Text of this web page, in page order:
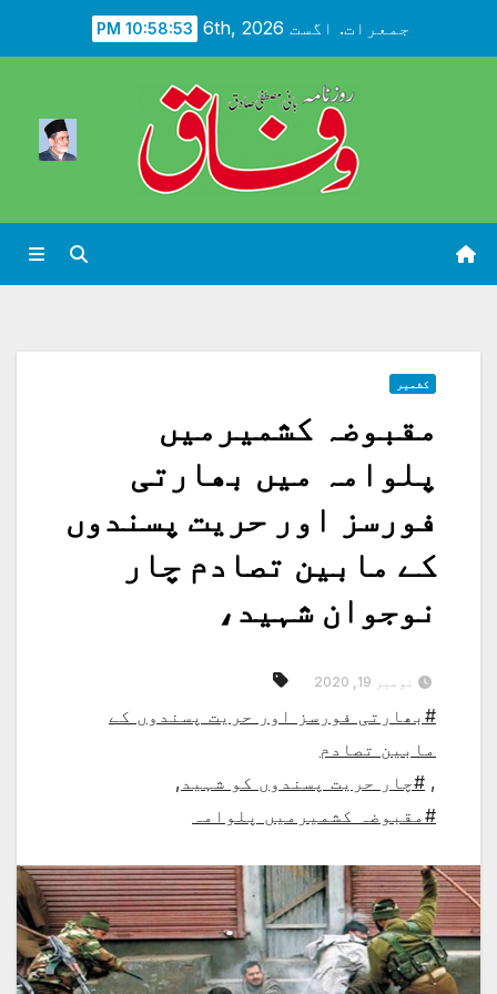
جمعرات. اگست 6th, 2026 10:58:55 PM
کشمیر
مقبوضہ کشمیرمیں
پلوامہ میں بھارتی
فورسز اور حریت پسندوں
کے مابین تصادم چار
نوجوان شہید،
نومبر 19, 2020
#بھارتی فورسز اور حریت پسندوں کے
مابین تصادم
, #چار حریت پسندوں کو شہید,
#مقبوضہ کشمیرمیں پلوامہ